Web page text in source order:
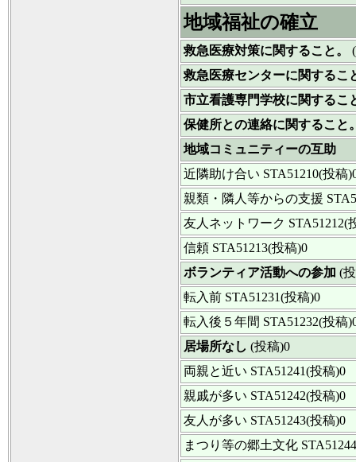
地域福祉の確立
救急医療対策に関すること。
救急医療センターに関するこ
市立看護専門学校に関するこ
保健所との連絡に関すること
地域コミュニティーの互助
近隣助け合い STA51210(投稿
親類・隣人等からの支援
友人ネットワーク STA51212(
信頼 STA51213(投稿)0
ボランティア活動への参加 (
転入前 STA51231(投稿)0
転入後５年間 STA51232(投稿
居場所なし (投稿)0
両親と近い STA51241(投稿)0
親戚が多い STA51242(投稿)0
友人が多い STA51243(投稿)0
まつり等の郷土文化